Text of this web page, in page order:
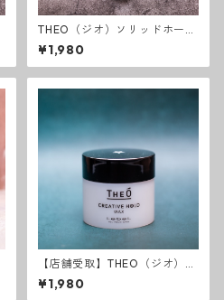
THEO（ジオ）ソリッドホール
ドスプレー
¥1,980
【店舗受取】THEO（ジオ）ク
リエイティブホールドワック
ス
¥1,980